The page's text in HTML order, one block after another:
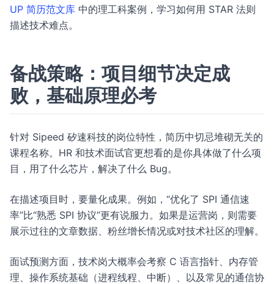
UP 简历范文库 中的理工科案例，学习如何用 STAR 法则
描述技术难点。
备战策略：项目细节决定成
败，基础原理必考
针对 Sipeed 矽速科技的岗位特性，简历中切忌堆砌无关的
课程名称。HR 和技术面试官更想看的是你具体做了什么项
目，用了什么芯片，解决了什么 Bug。
在描述项目时，要量化成果。例如，“优化了 SPI 通信速
率”比“熟悉 SPI 协议”更有说服力。如果是运营岗，则需要
展示过往的文章数据、粉丝增长情况或对技术社区的理解。
面试预测方面，技术岗大概率会考察 C 语言指针、内存管
理、操作系统基础（进程线程、中断）、以及常见的通信协